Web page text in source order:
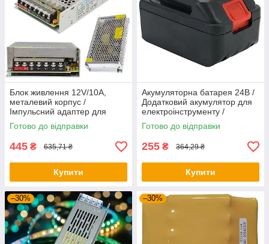
Блок живлення 12V/10A,
металевий корпус /
Імпульсний адаптер для
світлодіодної стрічки
Готово до відправки
445 ₴ 635,71 ₴
Купити
Акумуляторна батарея 24В /
Додатковий акумулятор для
електроінструменту /
Акумулятор для шуруповерта
Готово до відправки
255 ₴ 364,29 ₴
Купити
–30% –30%